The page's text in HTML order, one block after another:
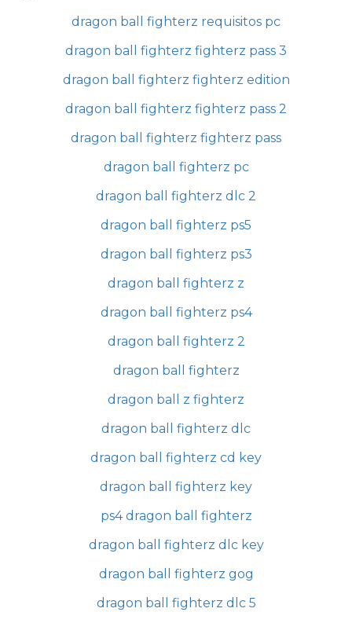
dragon ball fighterz requisitos pc
dragon ball fighterz fighterz pass 3
dragon ball fighterz fighterz edition
dragon ball fighterz fighterz pass 2
dragon ball fighterz fighterz pass
dragon ball fighterz pc
dragon ball fighterz dlc 2
dragon ball fighterz ps5
dragon ball fighterz ps3
dragon ball fighterz z
dragon ball fighterz ps4
dragon ball fighterz 2
dragon ball fighterz
dragon ball z fighterz
dragon ball fighterz dlc
dragon ball fighterz cd key
dragon ball fighterz key
ps4 dragon ball fighterz
dragon ball fighterz dlc key
dragon ball fighterz gog
dragon ball fighterz dlc 5